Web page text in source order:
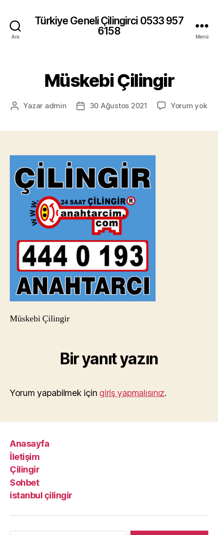
Ara
Türkiye Geneli Çilingirci 0533 957
6158
Menü
Müskebi Çilingir
Yazının
Yazar admin
Yazı30 Ağustos 2021 Yorum yok
Müskebi Çilingir
Bir yanıt yazın
Yorum yapabilmek için giriş yapmalısınız.
Anasayfa
İletişim
Çilingir
Sohbet
istanbul çilingir